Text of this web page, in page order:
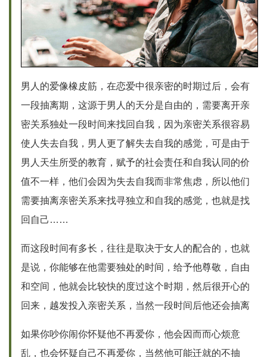
男人的爱像橡皮筋，在恋爱中很亲密的时期过后，会有
一段抽离期，这源于男人的天分是自由的，需要离开亲
密关系独处一段时间来找回自我，因为亲密关系很容易
使人失去自我，男人更了解失去自我的感觉，可是由于
男人天生所受的教育，赋予的社会责任和自我认同的价
值不一样，他们会因为失去自我而非常焦虑，所以他们
需要抽离亲密关系来找寻独立和自我的感觉，也就是找
回自己……
而这段时间有多长，往往是取决于女人的配合的，也就
是说，你能够在他需要独处的时间，给予他尊敬，自由
和空间，他就会比较快的度过这个时期，然后很开心的
回来，越发投入亲密关系，当然一段时间后他还会抽离
如果你吵你闹你怀疑他不再爱你，他会因而而心烦意
乱，也会怀疑自己不再爱你，当然他可能迁就的不抽